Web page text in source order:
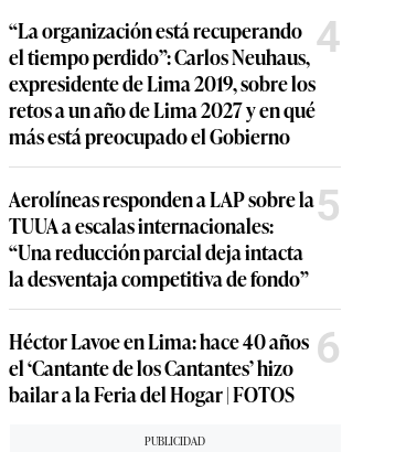
“La organización está recuperando
el tiempo perdido”: Carlos Neuhaus,
expresidente de Lima 2019, sobre los
retos a un año de Lima 2027 y en qué
más está preocupado el Gobierno
4
Aerolíneas responden a LAP sobre la
TUUA a escalas internacionales:
“Una reducción parcial deja intacta
la desventaja competitiva de fondo”
5
Héctor Lavoe en Lima: hace 40 años
el ‘Cantante de los Cantantes’ hizo
bailar a la Feria del Hogar | FOTOS
6